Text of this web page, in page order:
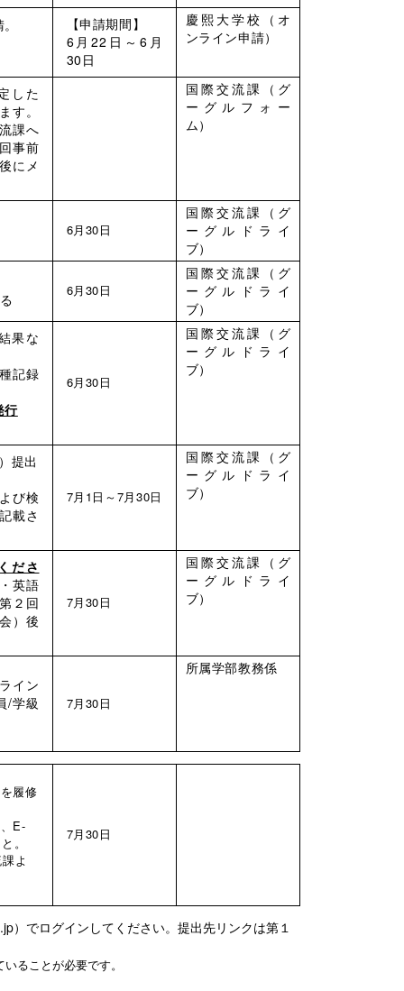
【申請期間】
6月22日～6月
30日
慶熙大学校（オ
ンライン申請）
した
す。
課へ
事前
にメ
国際交流課（グ
ーグルフォー
ム）
6月30日
国際交流課（グ
ーグルドライ
ブ）
6月30日
国際交流課（グ
ーグルドライ
ブ）
果な
記録
行
6月30日
国際交流課（グ
ーグルドライ
ブ）
提出
び検
載さ
7月1日～7月30日
国際交流課（グ
ーグルドライ
ブ）
ださ
英語
２回
）後
7月30日
国際交流課（グ
ーグルドライ
ブ）
イン
/学級
7月30日
所属学部教務係
履修
E-
。
よ
7月30日
でログインしてください。提出先リンクは第１
ることが必要です。